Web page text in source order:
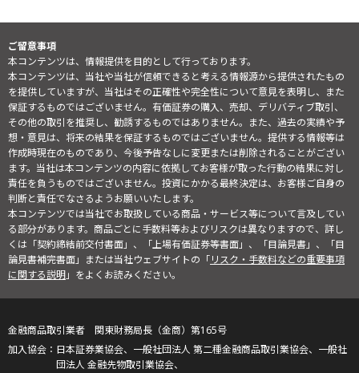
ご留意事項
本コンテンツは、情報提供を目的として行っております。
本コンテンツは、当社や当社が信頼できると考える情報源から提供されたもの
を提供していますが、当社はその正確性や完全性について意見を表明し、また
保証するものではございません。有価証券の購入、売却、デリバティブ取引、
その他の取引を推奨し、勧誘するものではありません。また、過去の実績や予
想・意見は、将来の結果を保証するものではございません。提供する情報等は
作成時現在のものであり、今後予告なしに変更または削除されることがござい
ます。当社は本コンテンツの内容に依拠してお客様が取った行動の結果に対し
責任を負うものではございません。投資にかかる最終決定は、お客様ご自身の
判断と責任でなさるようお願いいたします。
本コンテンツでは当社でお取扱している商品・サービス等について言及してい
る部分があります。商品ごとに手数料等およびリスクは異なりますので、詳し
くは「契約締結前交付書面」、「上場有価証券等書面」、「目論見書」、「目
論見書補完書面」または当社ウェブサイトの「リスク・手数料などの重要事項
に関する説明」をよくお読みください。
金融商品取引業者 関東財務局長（金商）第165号
日本証券業協会、一般社団法人 第二種金融商品取引業協会、一般社
団法人 金融先物取引業協会、